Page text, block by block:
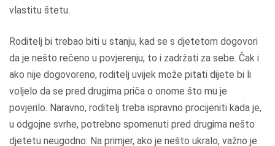
vlastitu štetu.
Roditelj bi trebao biti u stanju, kad se s djetetom dogovori
da je nešto rečeno u povjerenju, to i zadržati za sebe. Čak i
ako nije dogovoreno, roditelj uvijek može pitati dijete bi li
voljelo da se pred drugima priča o onome što mu je
povjerilo. Naravno, roditelj treba ispravno procijeniti kada je,
u odgojne svrhe, potrebno spomenuti pred drugima nešto
djetetu neugodno. Na primjer, ako je nešto ukralo, važno je